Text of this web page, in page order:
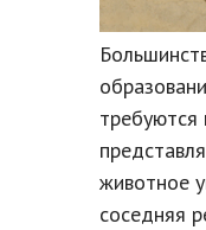
животное
соседняя